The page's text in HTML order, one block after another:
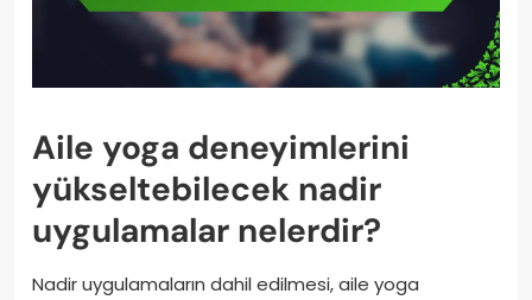
Aile yoga deneyimlerini
yükseltebilecek nadir
uygulamalar nelerdir?
Nadir uygulamaların dahil edilmesi, aile yoga